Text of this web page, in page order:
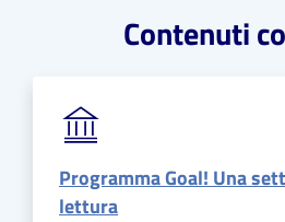
Contenuti
Programma Goal! Una
lettura